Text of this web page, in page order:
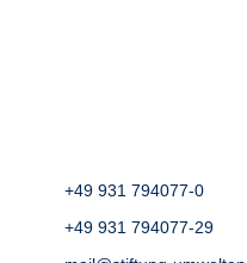
+49 931 794077-0
+49 931 794077-29